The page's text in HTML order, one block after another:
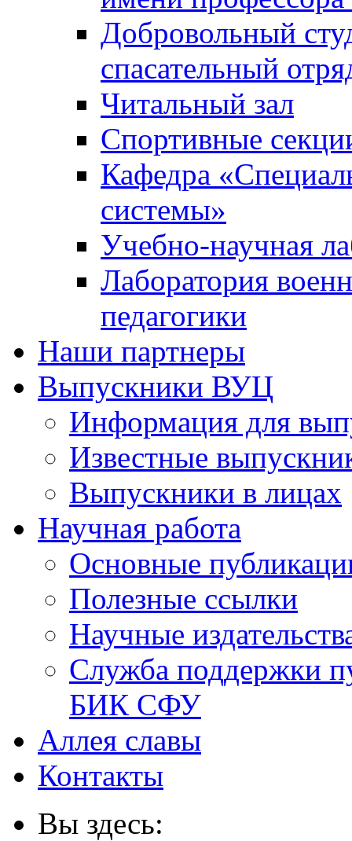
Добровольный
спасательный
Читальный зал
Спортивные
Кафедра
системы»
Учебно-научная
Лаборатория
педагогики
Наши партнеры
Выпускники ВУЦ
Информация для
Известные
Выпускники в лицах
Научная работа
Основные
Полезные ссылки
Научные
Служба поддержки
БИК СФУ
Аллея славы
Контакты
Вы здесь: